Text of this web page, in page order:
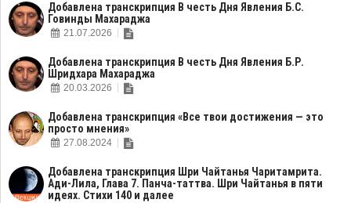
Добавлена транскрипция В честь Дня Явления Б.С.
Говинды Махараджа
21.07.2026
Добавлена транскрипция В честь Дня Явления Б.Р.
Шридхара Махараджа
20.03.2026
Добавлена транскрипция «Все твои достижения — это
просто мнения»
27.08.2024
Добавлена транскрипция Шри Чайтанья Чаритамрита.
Ади-Лила, Глава 7. Панча-таттва. Шри Чайтанья в пяти
идеях. Стихи 140 и далее